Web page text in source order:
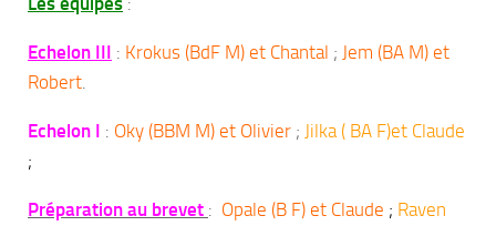
Echelon III : Krokus (BdF M) et Chantal ; Jem (BA M) et
Robert
Echelon I : Oky (BBM M) et Olivier ; Jilka ( BA F)et Claude
;
Préparation au brevet : Opale (B F) et Claude ; Raven